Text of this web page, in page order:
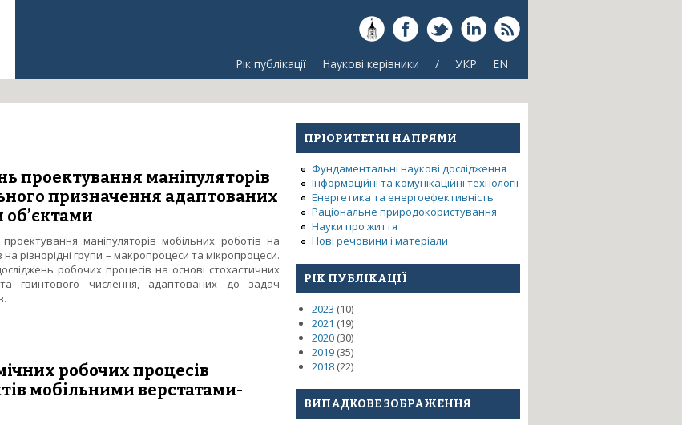
Рік публікації Наукові керівники / УКР EN
проектування маніпуляторів
призначення адаптованих
маніпуляторів мобільних роботів на
на різнорідні групи – макропроцеси та мікропроцеси.
робочих процесів на основі стохастичних
гвинтового числення, адаптованих до задач
проектування маніпуляторів мобільних роботів спеціального призначення адаптованих
робочих процесів
мобільними верстатами-
ПРІОРИТЕТНІ НАПРЯМИ
Фундаментальні наукові дослідження
Інформаційні та комунікаційні технології
Енергетика та енергоефективність
Раціональне природокористування
Науки про життя
Нові речовини і матеріали
РІК ПУБЛІКАЦІЇ
2023 (10)
2021 (19)
2020 (30)
2019 (35)
2018 (22)
ВИПАДКОВЕ ЗОБРАЖЕННЯ